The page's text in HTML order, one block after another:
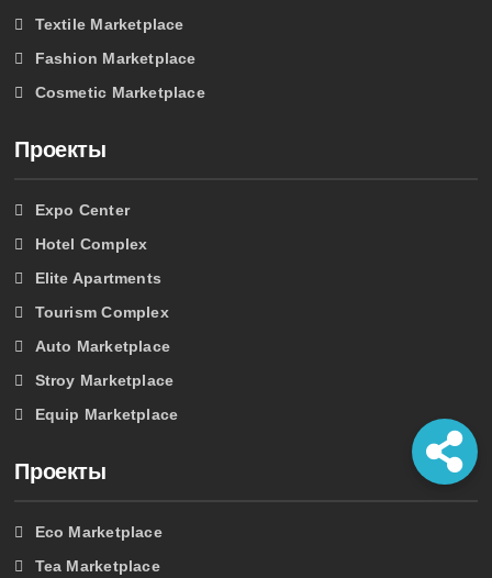
Textile Marketplace
Fashion Marketplace
Cosmetic Marketplace
Проекты
Expo Center
Hotel Complex
Elite Apartments
Tourism Complex
Auto Marketplace
Stroy Marketplace
Equip Marketplace
Проекты
Eco Marketplace
Tea Marketplace